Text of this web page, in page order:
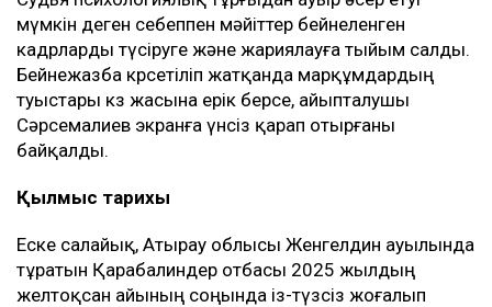
мүмкін деген себеппен мәйіттер бейнеленген
кадрларды түсіруге және жариялауға тыйым салды.
Бейнежазба көрсетіліп жатқанда марқұмдардың
туыстары көз жасына ерік берсе, айыпталушы
Сәрсемалиев экранға үнсіз қарап отырғаны
байқалды.
Қылмыс тарихы
Еске салайық, Атырау облысы Женгелдин ауылында
тұратын Қарабалиндер отбасы 2025 жылдың
желтоқсан айының соңында із-түзсіз жоғалып